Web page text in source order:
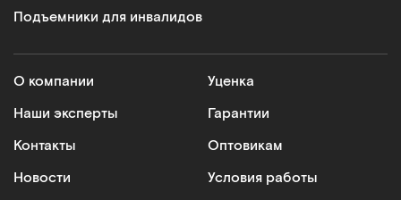
Подъемники для инвалидов
О компании
Наши эксперты
Контакты
Новости
Уценка
Гарантии
Оптовикам
Условия работы